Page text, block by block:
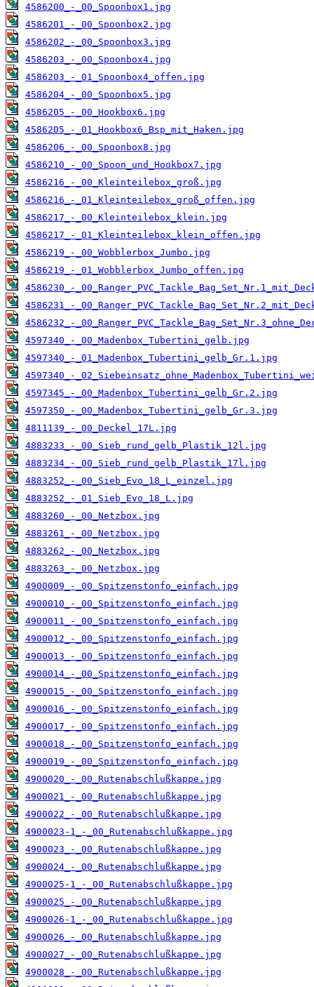
4586200_-_00_Spoonbox1.jpg
4586201_-_00_Spoonbox2.jpg
4586202_-_00_Spoonbox3.jpg
4586203_-_00_Spoonbox4.jpg
4586203_-_01_Spoonbox4_offen.jpg
4586204_-_00_Spoonbox5.jpg
4586205_-_00_Hookbox6.jpg
4586205_-_01_Hookbox6_Bsp_mit_Haken.jpg
4586206_-_00_Spoonbox8.jpg
4586210_-_00_Spoon_und_Hookbox7.jpg
4586216_-_00_Kleinteilebox_groß.jpg
4586216_-_01_Kleinteilebox_groß_offen.jpg
4586217_-_00_Kleinteilebox_klein.jpg
4586217_-_01_Kleinteilebox_klein_offen.jpg
4586219_-_00_Wobblerbox_Jumbo.jpg
4586219_-_01_Wobblerbox_Jumbo_offen.jpg
4586230_-
4586231_-
4586232_-
4597340_-_00_Madenbox_Tubertini_gelb.jpg
4597340_-_01_Madenbox_Tubertini_gelb_Gr.1.jpg
4597340_-
4597345_-_00_Madenbox_Tubertini_gelb_Gr.2.jpg
4597350_-_00_Madenbox_Tubertini_gelb_Gr.3.jpg
4811139_-_00_Deckel_17L.jpg
4883233_-_00_Sieb_rund_gelb_Plastik_12l.jpg
4883234_-_00_Sieb_rund_gelb_Plastik_17l.jpg
4883252_-_00_Sieb_Evo_18_L_einzel.jpg
4883252_-_01_Sieb_Evo_18_L.jpg
4883260_-_00_Netzbox.jpg
4883261_-_00_Netzbox.jpg
4883262_-_00_Netzbox.jpg
4883263_-_00_Netzbox.jpg
4900009_-_00_Spitzenstonfo_einfach.jpg
4900010_-_00_Spitzenstonfo_einfach.jpg
4900011_-_00_Spitzenstonfo_einfach.jpg
4900012_-_00_Spitzenstonfo_einfach.jpg
4900013_-_00_Spitzenstonfo_einfach.jpg
4900014_-_00_Spitzenstonfo_einfach.jpg
4900015_-_00_Spitzenstonfo_einfach.jpg
4900016_-_00_Spitzenstonfo_einfach.jpg
4900017_-_00_Spitzenstonfo_einfach.jpg
4900018_-_00_Spitzenstonfo_einfach.jpg
4900019_-_00_Spitzenstonfo_einfach.jpg
4900020_-_00_Rutenabschlußkappe.jpg
4900021_-_00_Rutenabschlußkappe.jpg
4900022_-_00_Rutenabschlußkappe.jpg
4900023-1_-_00_Rutenabschlußkappe.jpg
4900023_-_00_Rutenabschlußkappe.jpg
4900024_-_00_Rutenabschlußkappe.jpg
4900025-1_-_00_Rutenabschlußkappe.jpg
4900025_-_00_Rutenabschlußkappe.jpg
4900026-1_-_00_Rutenabschlußkappe.jpg
4900026_-_00_Rutenabschlußkappe.jpg
4900027_-_00_Rutenabschlußkappe.jpg
4900028_-_00_Rutenabschlußkappe.jpg